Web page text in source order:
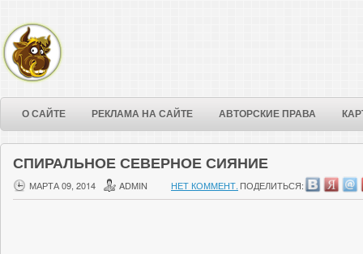
О САЙТЕ РЕКЛАМА НА САЙТЕ АВТОРСКИЕ ПРАВА
СПИРАЛЬНОЕ СЕВЕРНОЕ СИЯНИЕ
МАРТА 09, 2014 ADMIN НЕТ КОММЕНТ. ПОДЕЛИТЬСЯ: